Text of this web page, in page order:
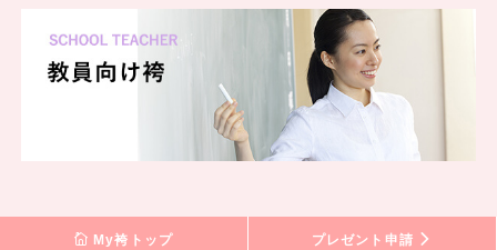
My袴トップ プレゼント申請